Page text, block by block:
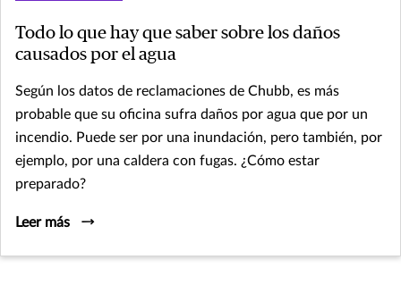
Todo lo que hay que saber sobre los daños
causados por el agua
Según los datos de reclamaciones de Chubb, es más
probable que su oficina sufra daños por agua que por un
incendio. Puede ser por una inundación, pero también, por
ejemplo, por una caldera con fugas. ¿Cómo estar
preparado?
Leer más